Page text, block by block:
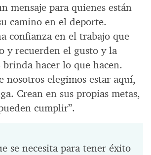
mensaje para quienes están
camino en el deporte.
confianza en el trabajo que
y recuerden el gusto y la
brinda hacer lo que hacen.
nosotros elegimos estar aquí,
Crean en sus propias metas,
cumplir”.
se necesita para tener éxito